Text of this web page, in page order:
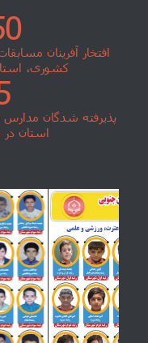
افتخار آفرینان
کشوری،
پذیرفته شدگان
استان در